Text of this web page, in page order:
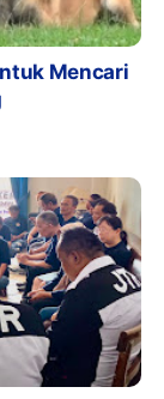
Mencari